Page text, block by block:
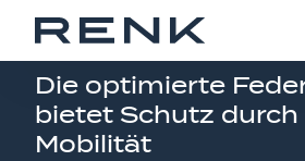
SERVICE FÜR MILITÄRISCHE
Die optimierte
bietet Schutz durch
Mobilität